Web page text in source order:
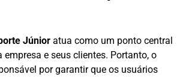
Júnior atua como um ponto central
empresa e seus clientes. Portanto, o
por garantir que os usuários